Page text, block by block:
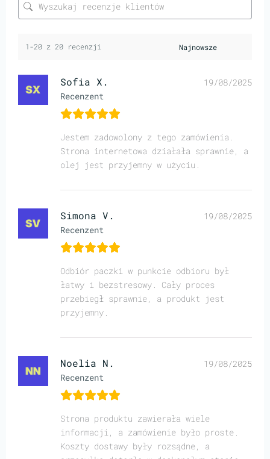
1-20 z 20 recenzji
Sofia X.
Recenzent
19/08/2025
Jestem zadowolony z tego zamówienia.
Strona internetowa działała sprawnie, a
olej jest przyjemny w użyciu.
Simona V.
Recenzent
19/08/2025
Odbiór paczki w punkcie odbioru był
łatwy i bezstresowy. Cały proces
przebiegł sprawnie, a produkt jest
przyjemny.
Noelia N.
Recenzent
19/08/2025
Strona produktu zawierała wiele
informacji, a zamówienie było proste.
Koszty dostawy były rozsądne, a